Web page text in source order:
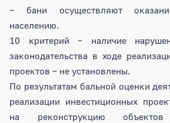
– бани осуществляют
населению.
10 критерий – наличие
законодательства в ходе
проектов – не установлены.
По результатам бальной оценки
реализации инвестиционных
на реконструкцию объектов